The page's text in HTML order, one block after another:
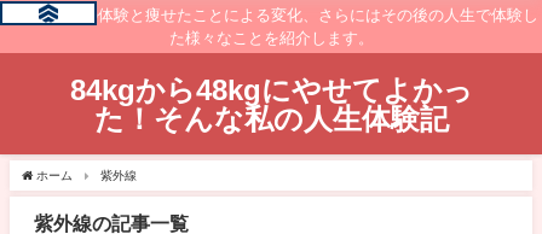
痩せるまでの体験と痩せたことによる変化、さらにはその後の人生で体験し
た様々なことを紹介します。
84kgから48kgにやせてよかっ
た！そんな私の人生体験記
ホーム 紫外線
紫外線の記事一覧